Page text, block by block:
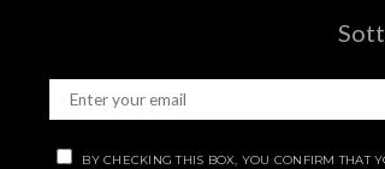
BY CHECKING THIS BOX, YOU CONFIRM THAT